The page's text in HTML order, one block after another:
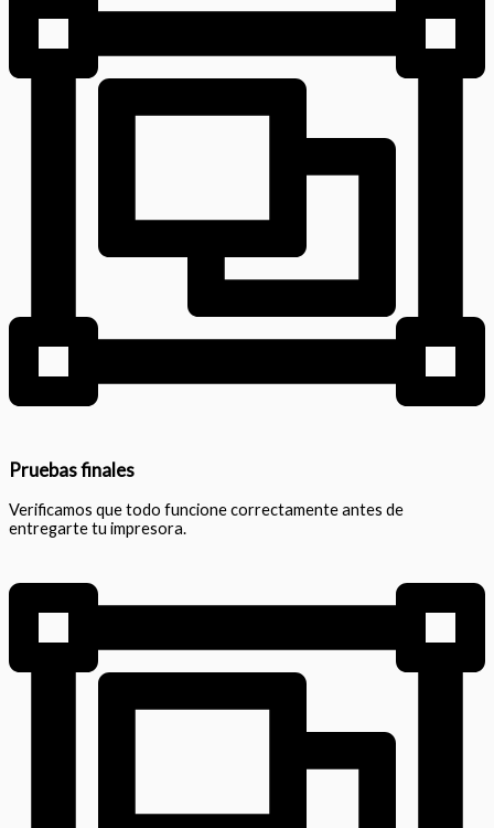
Pruebas finales
Verificamos que todo funcione correctamente antes de
entregarte tu impresora.